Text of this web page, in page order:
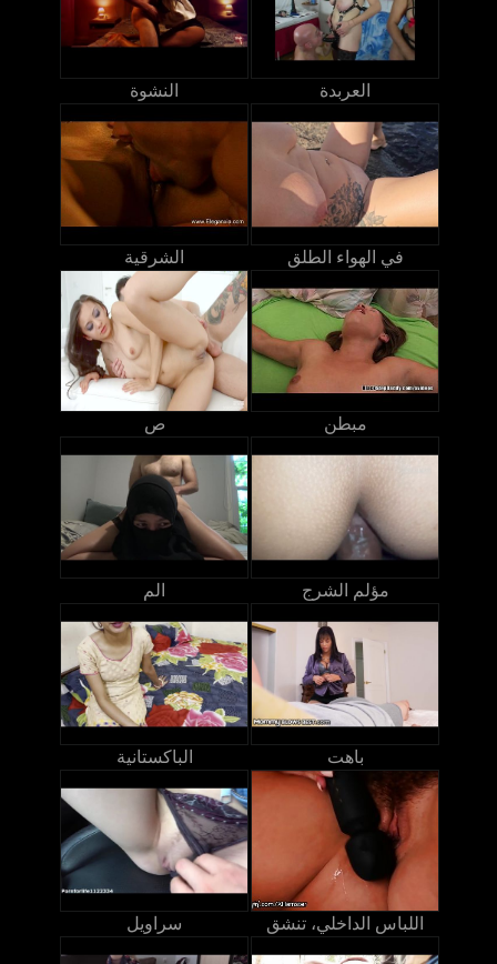
النشوة العربدة
الشرقية في الهواء الطلق
ص مبطن
الم مؤلم الشرج
الباكستانية باهت
سراويل اللباس الداخلي، تنشق